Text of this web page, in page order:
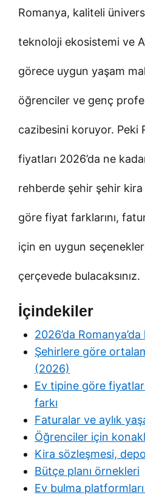
Romanya, kaliteli
teknoloji ekosistemi ve
görece uygun yaşam
öğrenciler ve genç
cazibesini koruyor. Peki
fiyatları 2026’da ne
rehberde şehir şehir kira
göre fiyat farklarını,
için en uygun
çerçevede bulacaksınız.
İçindekiler
2026’da
Şehirlere göre
(2026)
Ev tipine göre fiyatlar
farkı
Faturalar ve aylık
Öğrenciler için
Kira sözleşmesi,
Bütçe planı örnekleri
Ev bulma